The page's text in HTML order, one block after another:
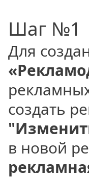
Шаг №1
Для
создать
в новой